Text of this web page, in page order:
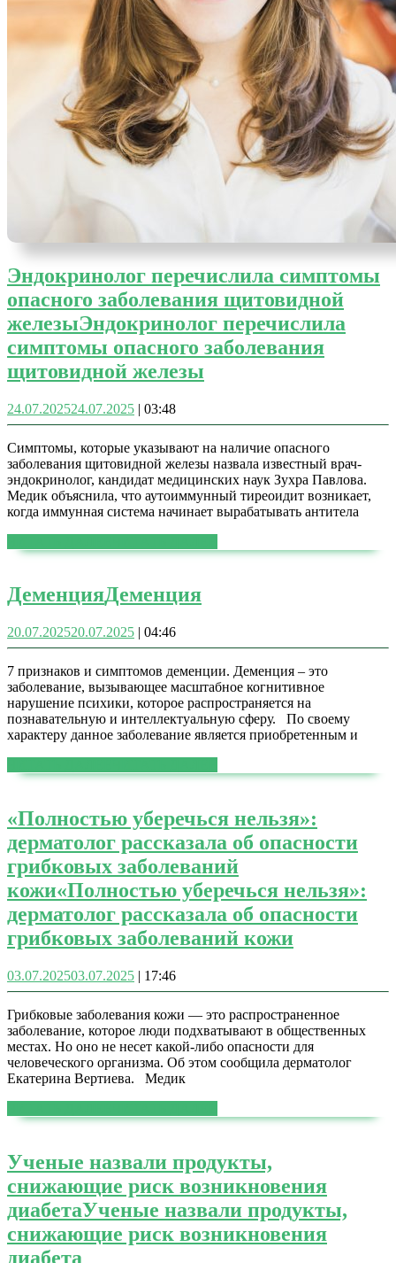
Эндокринолог перечислила симптомы
опасного заболевания щитовидной
железыЭндокринолог перечислила
симптомы опасного заболевания
щитовидной железы
24.07.202524.07.2025 | 03:48
Симптомы, которые указывают на наличие опасного
заболевания щитовидной железы назвала известный врач-
эндокринолог, кандидат медицинских наук Зухра Павлова.
Медик объяснила, что аутоиммунный тиреоидит возникает,
когда иммунная система начинает вырабатывать антитела
ДеменцияДеменция
20.07.202520.07.2025 | 04:46
7 признаков и симптомов деменции. Деменция – это
заболевание, вызывающее масштабное когнитивное
нарушение психики, которое распространяется на
познавательную и интеллектуальную сферу. По своему
характеру данное заболевание является приобретенным и
«Полностью уберечься нельзя»:
дерматолог рассказала об опасности
грибковых заболеваний
кожи«Полностью уберечься нельзя»:
дерматолог рассказала об опасности
грибковых заболеваний кожи
03.07.202503.07.2025 | 17:46
Грибковые заболевания кожи — это распространенное
заболевание, которое люди подхватывают в общественных
местах. Но оно не несет какой-либо опасности для
человеческого организма. Об этом сообщила дерматолог
Екатерина Вертиева. Медик
Ученые назвали продукты,
снижающие риск возникновения
диабетаУченые назвали продукты,
снижающие риск возникновения
диабета